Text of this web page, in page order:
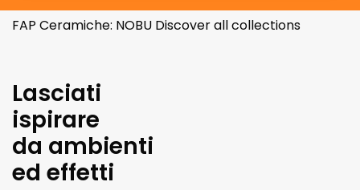
FAP Ceramiche: NOBU Discover all collections
Lasciati
ispirare
da ambienti
ed effetti